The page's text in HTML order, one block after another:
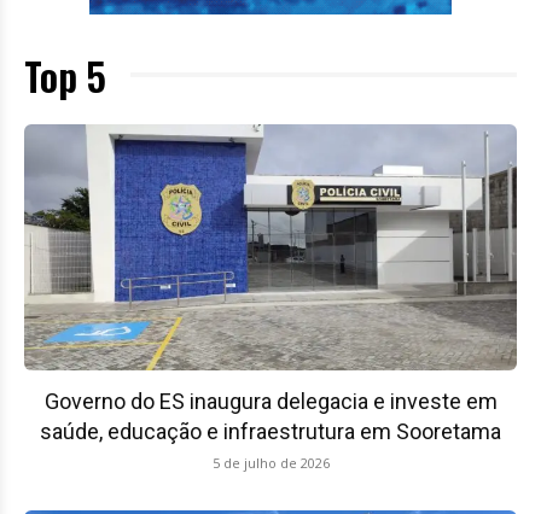
Top 5
Governo do ES inaugura delegacia e investe em
saúde, educação e infraestrutura em Sooretama
5 de julho de 2026